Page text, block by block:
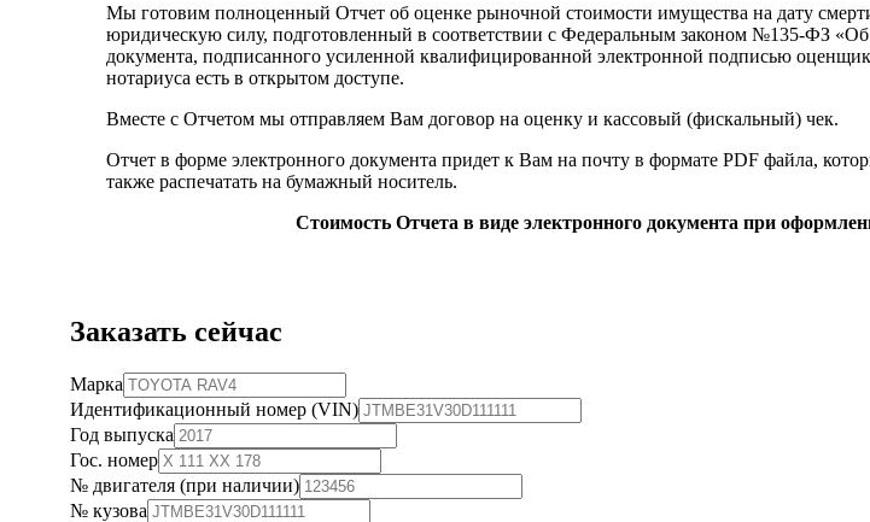
Мы готовим полноценный Отчет об оценке рыночной стоимости имущества на дату
юридическую силу, подготовленный в соответствии с Федеральным законом №135-ФЗ
документа, подписанного усиленной квалифицированной электронной подписью
нотариуса есть в открытом доступе.
Вместе с Отчетом мы отправляем Вам договор на оценку и кассовый (фискальный) чек.
Отчет в форме электронного документа придет к Вам на почту в формате PDF файла,
также распечатать на бумажный носитель.
Стоимость Отчета в виде электронного документа при
Заказать сейчас
Марка
Идентификационный номер (VIN)
Год выпуска
Гос. номер
№ двигателя (при наличии)
№ кузова